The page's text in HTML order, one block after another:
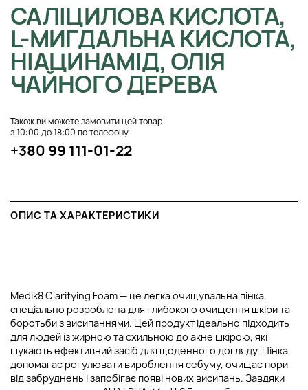
САЛІЦИЛОВА КИСЛОТА,
L-МИГДАЛЬНА КИСЛОТА,
НІАЦИНАМІД, ОЛІЯ
ЧАЙНОГО ДЕРЕВА
Також ви можете замовити цей товар
з 10:00 до 18:00 по телефону
+380 99 111-01-22
ОПИС ТА ХАРАКТЕРИСТИКИ
Medik8 Clarifying Foam — це легка очищувальна пінка,
спеціально розроблена для глибокого очищення шкіри та
боротьби з висипаннями. Цей продукт ідеально підходить
для людей із жирною та схильною до акне шкірою, які
шукають ефективний засіб для щоденного догляду. Пінка
допомагає регулювати вироблення себуму, очищає пори
від забруднень і запобігає появі нових висипань. Завдяки